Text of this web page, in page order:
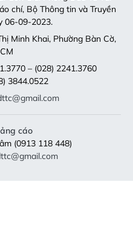
chí, Bộ Thông tin và Truyền
06-09-2023.
Minh Khai, Phường Bàn Cờ,
– (028) 2241.3760
3844.0522
cáo
(0913 118 448)